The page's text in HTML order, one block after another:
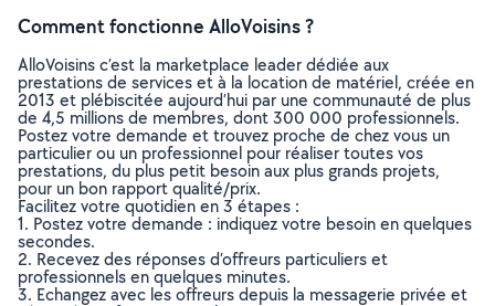
Comment fonctionne AlloVoisins ?
AlloVoisins c’est la marketplace leader dédiée aux
prestations de services et à la location de matériel, créée en
2013 et plébiscitée aujourd’hui par une communauté de plus
de 4,5 millions de membres, dont 300 000 professionnels.
Postez votre demande et trouvez proche de chez vous un
particulier ou un professionnel pour réaliser toutes vos
prestations, du plus petit besoin aux plus grands projets,
pour un bon rapport qualité/prix.
Facilitez votre quotidien en 3 étapes :
1. Postez votre demande : indiquez votre besoin en quelques
secondes.
2. Recevez des réponses d’offreurs particuliers et
professionnels en quelques minutes.
3. Echangez avec les offreurs depuis la messagerie privée et